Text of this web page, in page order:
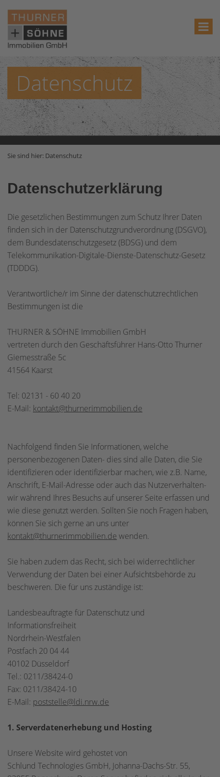
Datenschutz
Sie sind hier: Datenschutz
Datenschutzerklärung
Die gesetzlichen Bestimmungen zum Schutz Ihrer Daten
finden sich in der Datenschutzgrundverordnung (DSGVO),
dem Bundesdatenschutzgesetz (BDSG) und dem
Telekommunikation-Digitale-Dienste-Datenschutz-Gesetz
(TDDDG).
Verantwortliche/r im Sinne der datenschutzrechtlichen
Bestimmungen ist die
THURNER & SÖHNE Immobilien GmbH
vertreten durch den Geschäftsführer Hans-Otto Thurner
Giemesstraße 5c
41564 Kaarst
Tel: 02131 - 60 40 20
E-Mail: kontakt@thurnerimmobilien.de
Nachfolgend finden Sie Informationen, welche
personenbezogenen Daten- dies sind alle Daten, die Sie
identifizieren oder identifizierbar machen, wie z.B. Name,
Anschrift, E-Mail-Adresse oder auch das Nutzerverhalten-
wir während Ihres Besuchs auf unserer Seite erfassen und
wie diese genutzt werden. Sollten Sie noch Fragen haben,
können Sie sich gerne an uns unter
kontakt@thurnerimmobilien.de wenden.
Sie haben zudem das Recht, sich bei widerrechtlicher
Verwendung der Daten bei einer Aufsichtsbehörde zu
beschweren. Die für uns zuständige ist:
Landesbeauftragte für Datenschutz und
Informationsfreiheit
Nordrhein-Westfalen
Postfach 20 04 44
40102 Düsseldorf
Tel.: 0211/38424-0
Fax: 0211/38424-10
E-Mail: poststelle@ldi.nrw.de
1. Serverdatenerhebung und Hosting
Unsere Website wird gehostet von
Schlund Technologies GmbH, Johanna-Dachs-Str. 55,